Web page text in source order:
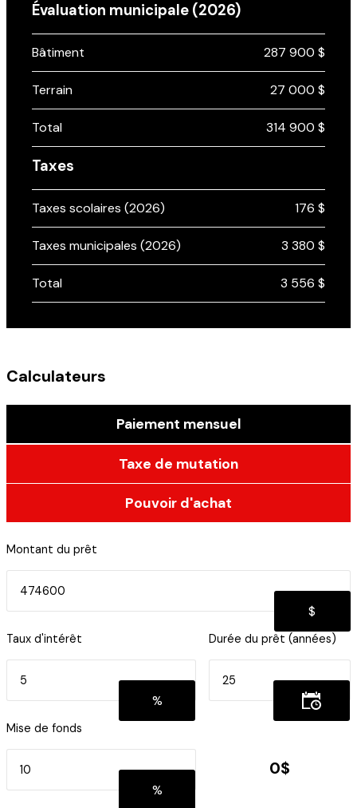
Évaluation municipale (2026)
Bâtiment 287 900 $
Terrain 27 000 $
Total 314 900 $
Taxes
Taxes scolaires (2026) 176 $
Taxes municipales (2026) 3 380 $
Total 3 556 $
Calculateurs
Paiement mensuel
Taxe de mutation
Pouvoir d'achat
Montant du prêt
Taux d'intérêt Durée du prêt (années)
Mise de fonds